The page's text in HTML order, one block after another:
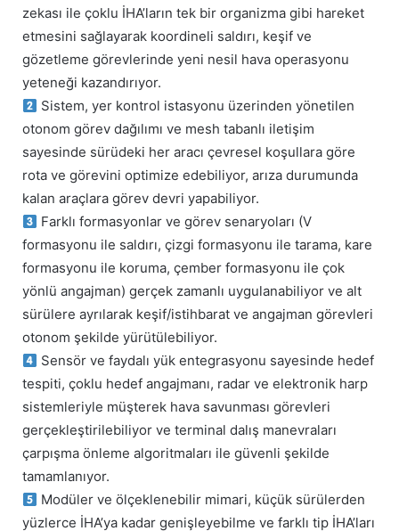
zekası ile çoklu İHA’ların tek bir organizma gibi hareket
etmesini sağlayarak koordineli saldırı, keşif ve
gözetleme görevlerinde yeni nesil hava operasyonu
yeteneği kazandırıyor.
Sistem, yer kontrol istasyonu üzerinden yönetilen
otonom görev dağılımı ve mesh tabanlı iletişim
sayesinde sürüdeki her aracı çevresel koşullara göre
rota ve görevini optimize edebiliyor, arıza durumunda
kalan araçlara görev devri yapabiliyor.
Farklı formasyonlar ve görev senaryoları (V
formasyonu ile saldırı, çizgi formasyonu ile tarama, kare
formasyonu ile koruma, çember formasyonu ile çok
yönlü angajman) gerçek zamanlı uygulanabiliyor ve alt
sürülere ayrılarak keşif/istihbarat ve angajman görevleri
otonom şekilde yürütülebiliyor.
Sensör ve faydalı yük entegrasyonu sayesinde hedef
tespiti, çoklu hedef angajmanı, radar ve elektronik harp
sistemleriyle müşterek hava savunması görevleri
gerçekleştirilebiliyor ve terminal dalış manevraları
çarpışma önleme algoritmaları ile güvenli şekilde
tamamlanıyor.
Modüler ve ölçeklenebilir mimari, küçük sürülerden
yüzlerce İHA’ya kadar genişleyebilme ve farklı tip İHA’ları